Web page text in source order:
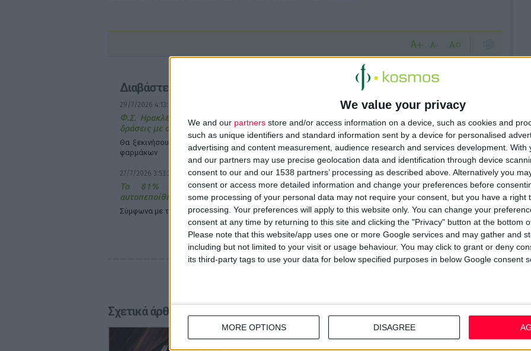
We value your privacy
We and our partners store and/or access information on a device, such as cookies and
such as unique identifiers and standard information sent by a device for personalised
advertising and content measurement, audience research and services development. With
and our partners may use precise geolocation data and identification through device
consent to our and our 1538 partners’ processing as described above. Alternatively you
consent or access more detailed information and change your preferences before
some processing of your personal data may not require your consent, but you have a right
processing. Your preferences will apply to this website only. You can change your
consent at any time by returning to this site and clicking the "Privacy" button at the bottom
Please note that this website/app uses one or more Google services and may gather and
including but not limited to your visit or usage behaviour. You may click to grant or deny
its third-party tags to use your data for below specified purposes in below Google consent
MORE OPTIONS DISAGREE
7/
Διαβάστε επίσης
29/7/2026 4:13:55 μμ
Φ.Σ. Ηρακλείου & Ρεθύμνου: Σχεδιάζουν κοινές
δράσεις με συλλόγους ασθενών
Θα ξεκινήσουν με την ορθή διαχείριση των οικιακών
φαρμάκων
27/7/2026 3:53:37 μμ
Το 81% των φαρμακοποιών αισθάνεται
αυτοπεποίθηση στην επιλογή OTC
Σύμφωνα µε τη Διεθνή Φαρμακευτική Ομοσπονδία
Σχετικά άρθρα
29/7/2026 4:18:55 μμ
Απειλές για μηνύσεις «στέλνει» ο ΠΦΣ στη Merck